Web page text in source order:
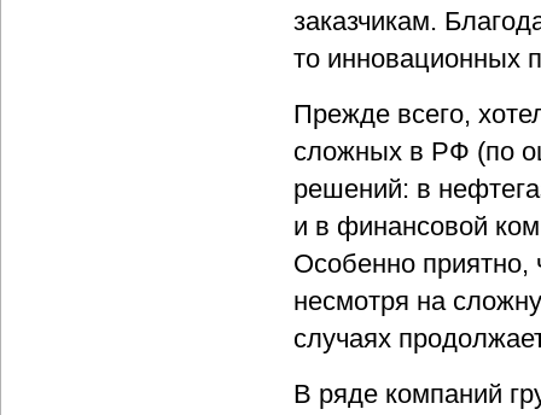
заказчикам.
то инновационных
Прежде всего,
сложных в РФ (по
решений: в
и в финансовой
Особенно приятно,
несмотря на
случаях
В ряде компаний